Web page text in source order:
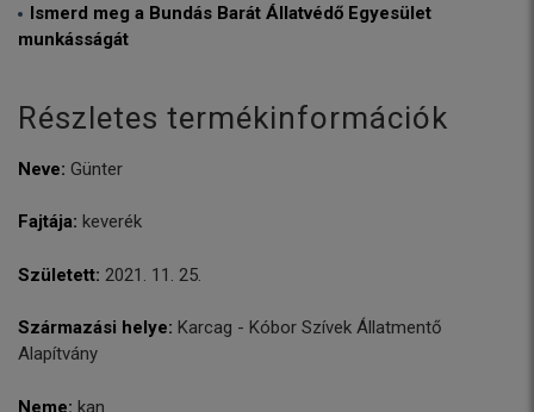
Ismerd meg a Bundás Barát Állatvédő Egyesület
munkásságát
Részletes termékinformációk
Neve: Günter
Fajtája: keverék
Született: 2021. 11. 25.
Származási helye: Karcag - Kóbor Szívek Állatmentő
Alapítvány
Neme: kan